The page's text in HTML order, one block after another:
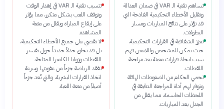
تساهم تقنية الـ VAR في ضمان العدالة
وتقليل الأخطاء التحكيمية الفادحة التي
قد تؤثر على نتائج المباريات ومسار
البطولات.
تعزز الشفافية في القرارات التحكيمية،
حيث يمكن للمشجعين واللاعبين فهم
سبب اتخاذ قرارات معينة بعد مراجعة
اللقطات.
تحمي الحكام من الضغوطات الهائلة
وتوفر لهم أداة للمراجعة الدقيقة في
اللحظات الحاسمة، مما يقلل من
الجدل بعد المباريات.
تتسبب تقنية الـ VAR في إهدار الوقت
وتوقف اللعب بشكل متكرر، مما يؤثر
على إيقاع المباراة ويقلل من متعة
المشاهدة.
لا تقضي على جميع الأخطاء التحكيمية،
بل قد تخلق جدلاً جديداً حول تفسير
اللقطات وزوايا الكاميرا المتاحة.
تفقد الرياضة جزءاً من عفويتها وسرعة
اتخاذ القرارات البشرية، والتي تُعد جزءاً
أصيلاً من متعة اللعبة.